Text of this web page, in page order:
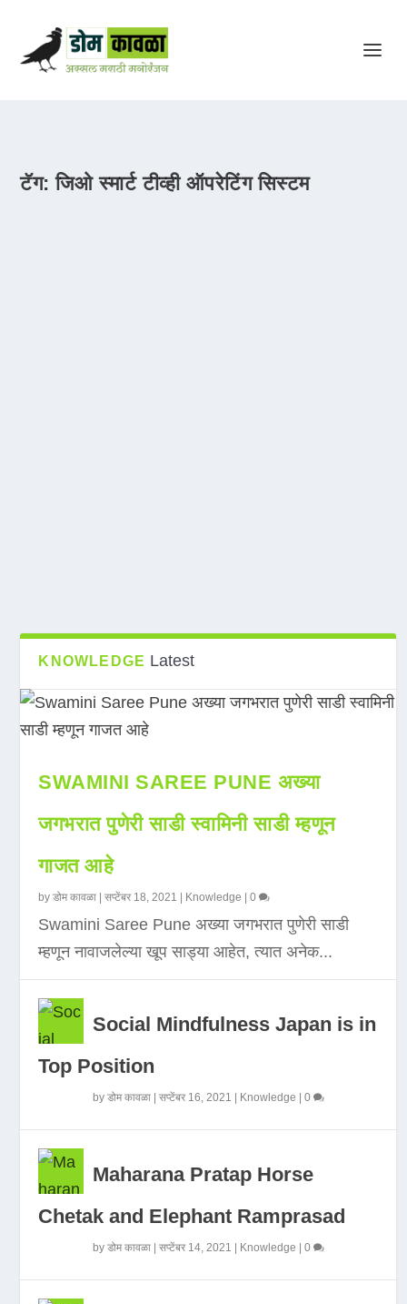
टॅग:जिओ स्मार्ट टीव्ही ऑपरेटिंग सिस्टम
KNOWLEDGE Latest
SWAMINI SAREE PUNE अख्या
जगभरात पुणेरी साडी स्वामिनी साडी म्हणून
गाजत आहे
byडोम कावळा |सप्टेंबर 18, 2021 Knowledge |0
Swamini Saree Pune अख्या जगभरात पुणेरी साडी
म्हणून नावाजलेल्या खूप साड्या आहेत, त्यात अनेक...
Social Mindfulness Japan is in
Top Position
byडोम कावळा |सप्टेंबर 16, 2021 Knowledge |0
Maharana Pratap Horse
Chetak and Elephant Ramprasad
byडोम कावळा |सप्टेंबर 14, 2021 Knowledge |0